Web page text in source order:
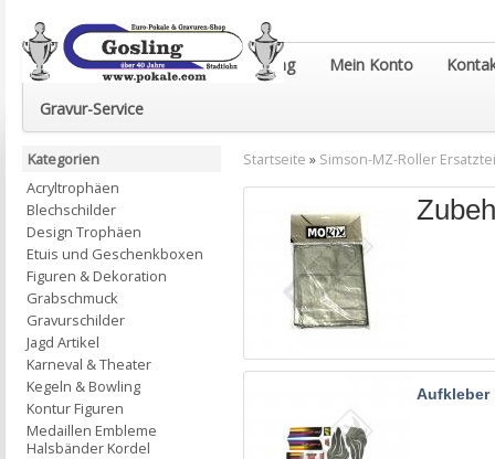
Euro-Pokale & Gravur-Shop Gosling Mein Konto
Gravur-Service
Startseite » Simson-MZ-Roller
Aufkleber
Kategorien
Acryltrophäen
Blechschilder
Design Trophäen
Etuis und Geschenkboxen
Figuren & Dekoration
Grabschmuck
Gravurschilder
Jagd Artikel
Karneval & Theater
Kegeln & Bowling
Kontur Figuren
Medaillen Embleme
Halsbänder Kordel